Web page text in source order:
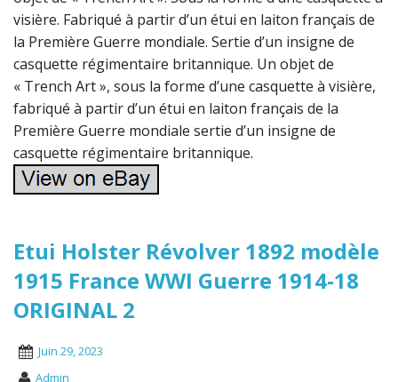
visière. Fabriqué à partir d’un étui en laiton français de
la Première Guerre mondiale. Sertie d’un insigne de
casquette régimentaire britannique. Un objet de
« Trench Art », sous la forme d’une casquette à visière,
fabriqué à partir d’un étui en laiton français de la
Première Guerre mondiale sertie d’un insigne de
casquette régimentaire britannique.
Etui Holster Révolver 1892 modèle
1915 France WWI Guerre 1914-18
ORIGINAL 2
Juin 29, 2023
Admin